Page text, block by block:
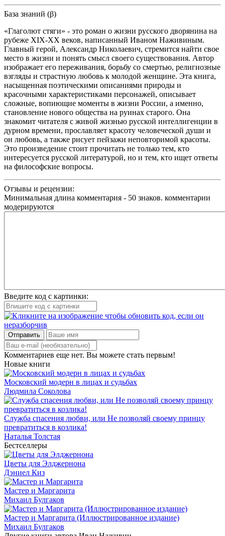
База знаний (β)
«Глаголют стяги» - это роман о жизни русского дворянина на
рубеже XIX-XX веков, написанный Иваном Наживиным.
Главный герой, Александр Николаевич, стремится найти свое
место в жизни и понять смысл своего существования. Автор
изображает его переживания, борьбу со смертью, религиозные
взгляды и страстную любовь к молодой женщине. Эта книга,
насыщенная поэтическими описаниями природы и
красочными характеристиками персонажей, описывает
сложные, вопиющие моменты в жизни России, а именно,
становление нового общества на руинах старого. Она
знакомит читателя с живой жизнью русской интеллигенции в
дурном времени, прославляет красоту человеческой души и
он любовь, а также рисует пейзажи неповторимой красоты.
Это произведение стоит прочитать не только тем, кто
интересуется русской литературой, но и тем, кто ищет ответы
на философские вопросы.
Отзывы и рецензии:
Минимальная длина комментария - 50 знаков. комментарии
модерируются
Введите код с картинки:
Отправить
Комментариев еще нет. Вы можете стать первым!
Новые книги
Московский модерн в лицах и судьбах
Людмила Соколова
Служба спасения любви, или Не позволяй своему принцу
превратиться в козлика!
Наталья Толстая
Бестселлеры
Цветы для Элджернона
Дэниел Киз
Мастер и Маргарита
Михаил Булгаков
Мастер и Маргарита (Иллюстрированное издание)
Михаил Булгаков